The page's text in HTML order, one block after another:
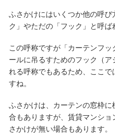
ふさかけにはいくつか他の呼
ク」やただの「フック」と呼ば
この呼称ですが「カーテンフ
ールに吊るすためのフック（
れる呼称でもあるため、ここで
すね。
ふさかけは、カーテンの窓枠
合もありますが、賃貸マンシ
さかけが無い場合もあります。